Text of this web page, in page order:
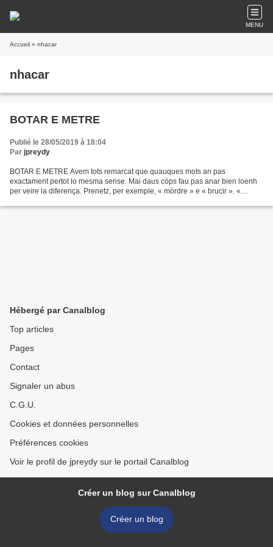
MENU
Accueil » nhacar
nhacar
BOTAR E METRE
Publié le 28/05/2019 à 18:04
Par jpreydy
BOTAR E METRE Avem tots remarcat que quauques mots an pas
exactament pertot lo mesma sense. Mai daus còps fau pas anar bien loenh
per veire la diferença. Prenetz, per exemple, « mòrdre » e « brucir ». «
Hébergé par Canalblog
Top articles
Pages
Contact
Signaler un abus
C.G.U.
Cookies et données personnelles
Préférences cookies
Voir le profil de jpreydy sur le portail Canalblog
Créer un blog sur Canalblog
Créer un blog